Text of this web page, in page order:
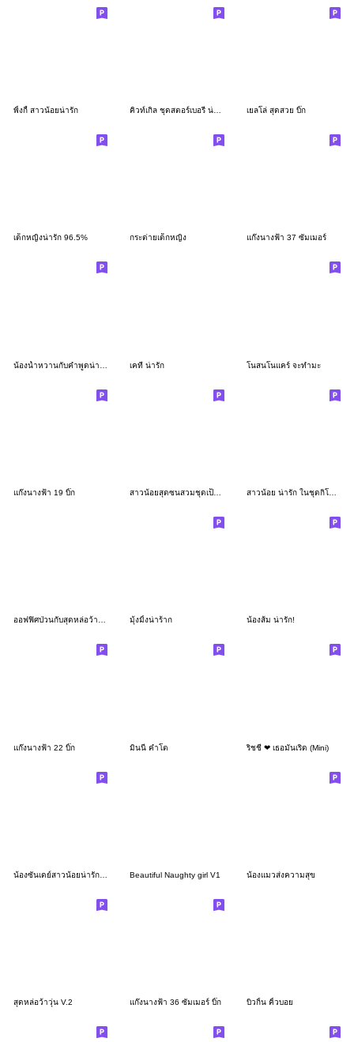
พิ้งกี้ สาวน้อยน่ารัก เยลโล่ สุดสวย บิ๊ก
เด็กหญิงน่ารัก 96.5% กระต่ายเด็กหญิง แก๊งนางฟ้า 37 ซัมเมอร์
เคที่ น่ารัก โนสนโนแคร์ จะทำมะ
แก๊งนางฟ้า 19 บิ๊ก สาวน้อย น่ารัก ในชุดกิโมโน
ออฟฟิศป่วนกับสุดหล่อว้าวุ่น V.2(บิ๊ก) มุ้งมิ้งน่าร้าก น้องส้ม น่ารัก!
แก๊งนางฟ้า 22 บิ๊ก มินนี่ คำโต ริชชี่ ❤ เธอมันเริ่ด (Mini)
Beautiful Naughty girl V1 น้องแมวส่งความสุข
สุดหล่อว้าวุ่น V.2 แก๊งนางฟ้า 36 ซัมเมอร์ บิ๊ก บิวกิ้น คิ้วบอย